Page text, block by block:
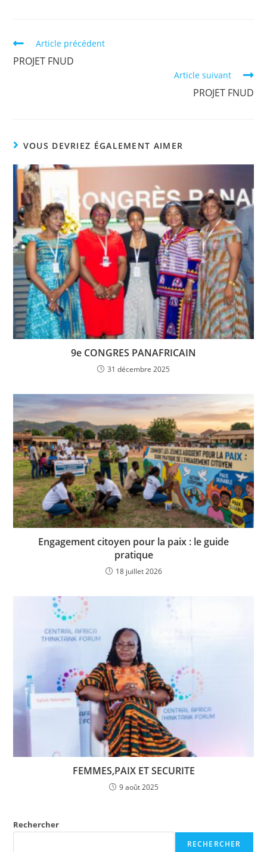
Article précédent
PROJET FNUD
Article suivant
PROJET FNUD
VOUS DEVRIEZ ÉGALEMENT AIMER
9e CONGRES PANAFRICAIN
31 décembre 2025
Engagement citoyen pour la paix : le guide
pratique
18 juillet 2026
FEMMES,PAIX ET SECURITE
9 août 2025
Rechercher
RECHERCHER